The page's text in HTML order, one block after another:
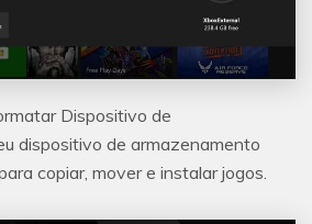
Dispositivo de
dispositivo de armazenamento
copiar, mover e instalar jogos.